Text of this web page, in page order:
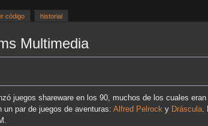
Multimedia
juegos shareware en los 90, muchos de los cuales
par de juegos de aventuras: Alfred Pelrocky Dráscula.
código historial